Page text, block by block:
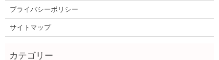
プライバシーポリシー
サイトマップ